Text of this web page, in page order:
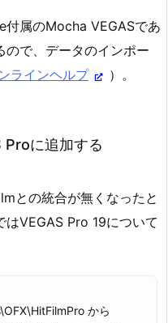
付属のMocha VEGASであ
ので、データのインポー
ラインヘルプ ）。
Proに追加する
との統合が無くなったと
VEGAS Pro 19について
から